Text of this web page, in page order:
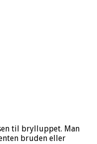
til brylluppet. Man
bruden eller